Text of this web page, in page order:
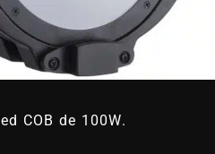
COB de 100W.